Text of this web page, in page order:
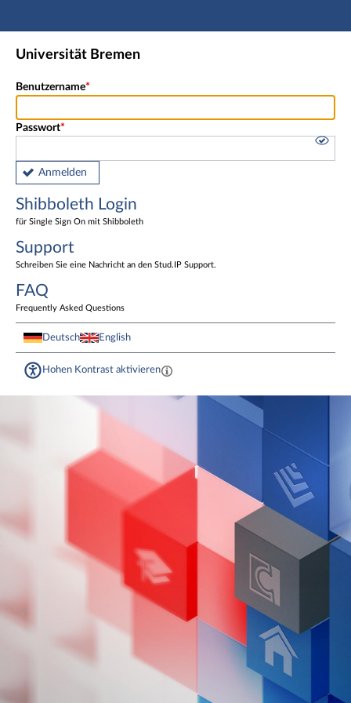
Hauptnavigation
Shibboleth Login
Universität Bremen
Benutzername
Passwort
Anmelden
Shibboleth Login
für Single Sign On mit Shibboleth
Support
Schreiben Sie eine Nachricht an den Stud.IP Support.
FAQ
Frequently Asked Questions
Deutsch English
Hohen Kontrast aktivieren